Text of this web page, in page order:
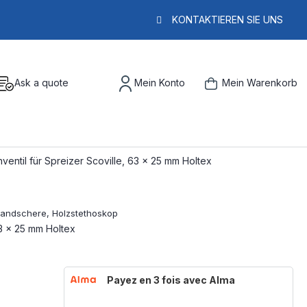
KONTAKTIEREN SIE UNS
Ask a quote Mein Konto Mein Warenkorb
für Spreizer Scoville, 63 x 25 mm Holtex
x 25 mm Holtex
Payez en 3 fois avec Alma